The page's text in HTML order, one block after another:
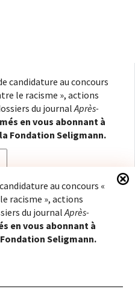
candidature au concours
le racisme », actions
du journal Après-
en vous abonnant à
Fondation Seligmann.
électronique, vous
de la Fondation
à notrepolitique de
de vous
au concours «
racisme », actions
du journalAprès-
en vous abonnant à
Seligmann.